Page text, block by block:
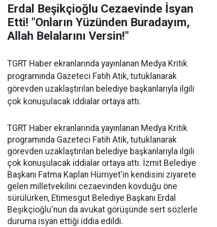
Erdal Beşikçioğlu Cezaevinde İsyan
Etti! "Onların Yüzünden Buradayım,
Allah Belalarını Versin!"
TGRT Haber ekranlarında yayınlanan Medya Kritik
programında Gazeteci Fatih Atik, tutuklanarak
görevden uzaklaştırılan belediye başkanlarıyla ilgili
çok konuşulacak iddialar ortaya attı.
TGRT Haber ekranlarında yayınlanan Medya Kritik
programında Gazeteci Fatih Atik, tutuklanarak
görevden uzaklaştırılan belediye başkanlarıyla ilgili
çok konuşulacak iddialar ortaya attı. İzmit Belediye
Başkanı Fatma Kaplan Hürriyet'in kendisini ziyarete
gelen milletvekilini cezaevinden kovduğu öne
sürülürken, Etimesgut Belediye Başkanı Erdal
Beşikçioğlu'nun da avukat görüşünde sert sözlerle
duruma isyan ettiği iddia edildi.